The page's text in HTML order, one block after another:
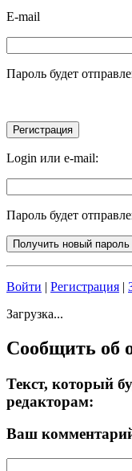
E-mail
Пароль будет
Login или e-mail:
Пароль будет
Войти | Регистрация |
Загрузка...
Сообщить об
Текст, который
редакторам:
Ваш